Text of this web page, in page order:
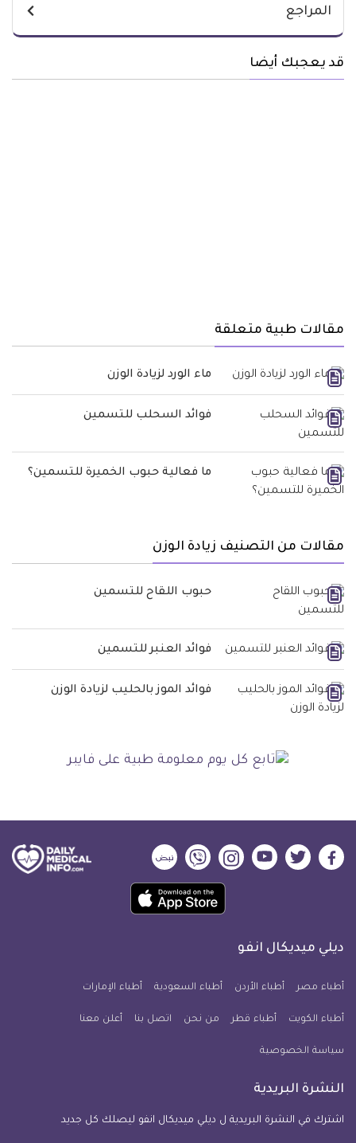
المراجع
قد يعجبك أيضا
مقالات طبية متعلقة
ماء الورد لزيادة الوزن
فوائد السحلب للتسمين
ما فعالية حبوب الخميرة للتسمين؟
مقالات من التصنيف زيادة الوزن
حبوب اللقاح للتسمين
فوائد العنبر للتسمين
فوائد الموز بالحليب لزيادة الوزن
ديلي
فيسبوك
ديلي
تويتر
ديلي
ميديكال
يوتيوب
ديلي
ميديكال
انفو
ديلي
ميديكال
انفو
ديلي
ميديكال
انفو
حمل
تطبيق
معلومة
للآيفون
ديلي ميديكال انفو
أطباء مصر أطباء الأردن أطباء السعودية أطباء الإمارات
أطباء الكويت أطباء قطر من نحن اتصل بنا أعلن معنا
سياسة الخصوصية
النشرة البريدية
اشترك في النشرة البريدية ل ديلي ميديكال انفو ليصلك كل جديد